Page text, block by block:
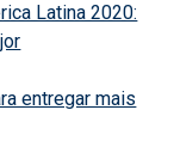
Latina 2020:
entregar mais